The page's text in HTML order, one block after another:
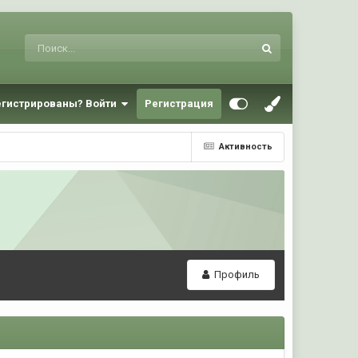
Войти Регистрация
Активность
Профиль